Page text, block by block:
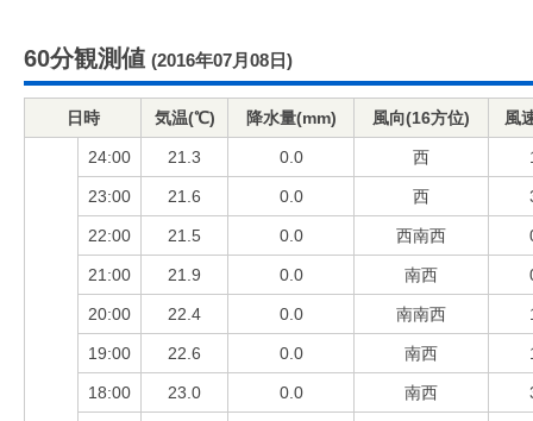
60分観測値 (2016年07月08日)
日時 気温(℃) 降水量(mm) 風向(16方位) 風
24:00 21.3 0.0 西
23:00 21.6 0.0 西
22:00 21.5 0.0 西南西
21:00 21.9 0.0 南西
20:00 22.4 0.0 南南西
19:00 22.6 0.0 南西
18:00 23.0 0.0 南西